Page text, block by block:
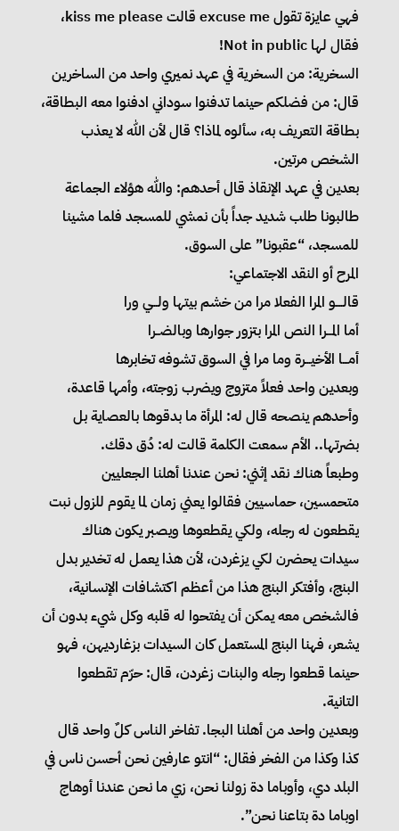
فهي عايزة تقول excuse me قالت kiss me please،
فقال لها Not in public!
السخرية: من السخرية في عهد نميري واحد من الساخرين
قال: من فضلكم حينما تدفنوا سوداني ادفنوا معه البطاقة،
بطاقة التعريف به، سألوه لماذا؟ قال لأن الله لا يعذب
الشخص مرتين.
بعدين في عهد الإنقاذ قال أحدهم: والله هؤلاء الجماعة
طالبونا طلب شديد جداً بأن نمشي للمسجد فلما مشينا
للمسجد، “عقبونا” على السوق.
المرح أو النقد الاجتماعي:
قالــــو المرا الفعلا مرا من خشم بيتها ولـــي ورا
أما المـــرا النص المرا بتزور جوارها وبالضــرا
أمـــا الأخيـــرة وما مرا في السوق تشوفه تخابرها
وبعدين واحد فعلاً متزوج ويضرب زوجته، وأمها قاعدة،
وأحدهم ينصحه قال له: المرأة ما بدقوها بالعصاية بل
بضرتها.. الأم سمعت الكلمة قالت له: دُق دقك.
وطبعاً هناك نقد إثني: نحن عندنا أهلنا الجعليين
متحمسين، حماسيين فقالوا يعني زمان لما يقوم للزول نبت
يقطعون له رجله، ولكي يقطعوها ويصبر يكون هناك
سيدات يحضرن لكي يزغردن، لأن هذا يعمل له تخدير بدل
البنج، وأفتكر البنج هذا من أعظم اكتشافات الإنسانية،
فالشخص معه يمكن أن يفتحوا له قلبه وكل شيء بدون أن
يشعر، فهنا البنج المستعمل كان السيدات بزغارديهن، فهو
حينما قطعوا رجله والبنات زغردن، قال: حرّم تقطعوا
التانية.
وبعدين واحد من أهلنا البجا. تفاخر الناس كلٌ واحد قال
كذا وكذا من الفخر فقال: “انتو عارفين نحن أحسن ناس في
البلد دي، وأوباما دة زولنا نحن، زي ما نحن عندنا أوهاج
اوباما دة بتاعنا نحن”.